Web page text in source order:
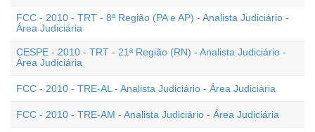
FCC - 2010 - TRT - 8ª Região (PA e AP) - Analista Judiciário -
Área Judiciária
CESPE - 2010 - TRT - 21ª Região (RN) - Analista Judiciário -
Área Judiciária
FCC - 2010 - TRE-AL - Analista Judiciário - Área Judiciária
FCC - 2010 - TRE-AM - Analista Judiciário - Área Judiciária